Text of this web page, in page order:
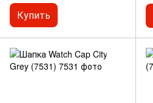
Купить